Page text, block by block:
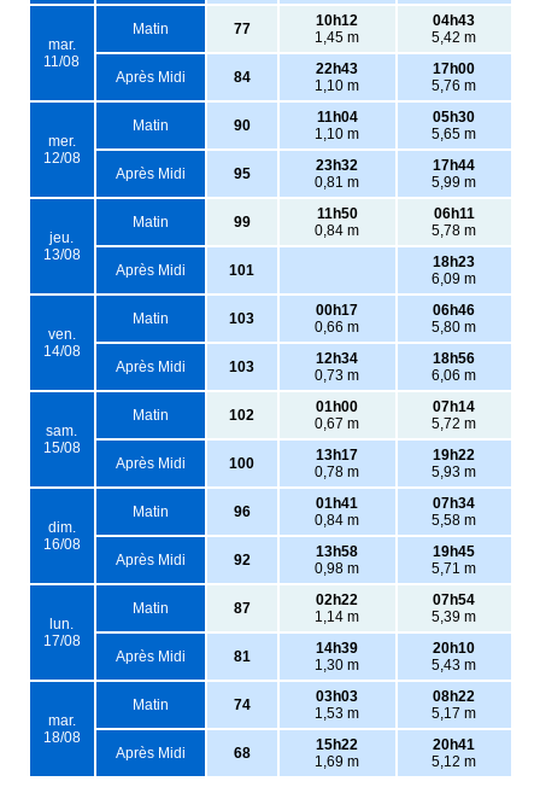
mar.
11/08
Matin 77
10h12
1,45 m
04h43
5,42 m
Après Midi 84
22h43
1,10 m
17h00
5,76 m
mer.
12/08
Matin 90
11h04
1,10 m
05h30
5,65 m
Après Midi 95
23h32
0,81 m
17h44
5,99 m
jeu.
13/08
Matin 99
11h50
0,84 m
06h11
5,78 m
Après Midi 101
18h23
6,09 m
ven.
14/08
Matin 103
00h17
0,66 m
06h46
5,80 m
Après Midi 103
12h34
0,73 m
18h56
6,06 m
sam.
15/08
Matin 102
01h00
0,67 m
07h14
5,72 m
Après Midi 100
13h17
0,78 m
19h22
5,93 m
dim.
16/08
Matin 96
01h41
0,84 m
07h34
5,58 m
Après Midi 92
13h58
0,98 m
19h45
5,71 m
lun.
17/08
Matin 87
02h22
1,14 m
07h54
5,39 m
Après Midi 81
14h39
1,30 m
20h10
5,43 m
mar.
18/08
Matin 74
03h03
1,53 m
08h22
5,17 m
Après Midi 68
15h22
1,69 m
20h41
5,12 m